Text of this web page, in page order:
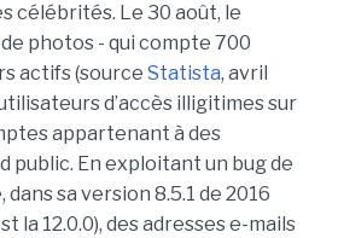
célébrités. Le 30 août, le
photos - qui compte 700
actifs (source Statista, avril
d’accès illigitimes sur
appartenant à des
public. En exploitant un bug de
dans sa version 8.5.1 de 2016
la 12.0.0), des adresses e-mails